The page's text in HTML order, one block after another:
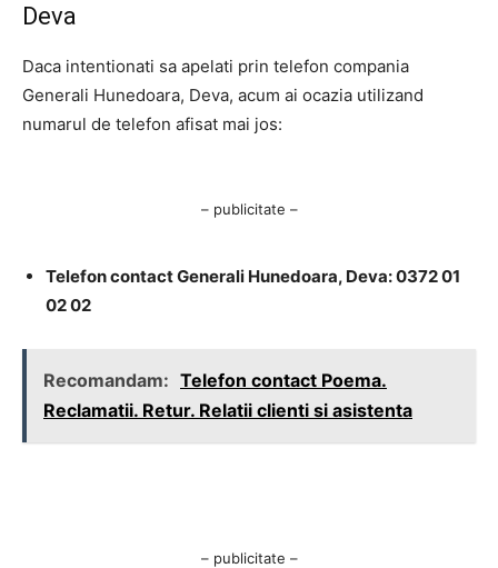
Deva
Daca intentionati sa apelati prin telefon compania
Generali Hunedoara, Deva, acum ai ocazia utilizand
numarul de telefon afisat mai jos:
– publicitate –
Telefon contact Generali Hunedoara, Deva: 0372 01
02 02
Recomandam: Telefon contact Poema.
Reclamatii. Retur. Relatii clienti si asistenta
– publicitate –